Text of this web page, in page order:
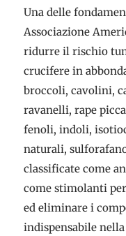
Una delle
Associazione
ridurre il rischio
crucifere in
broccoli, cavolini,
ravanelli, rape
fenoli, indoli,
naturali,
classificate come
come stimolanti
ed eliminare i
indispensabile